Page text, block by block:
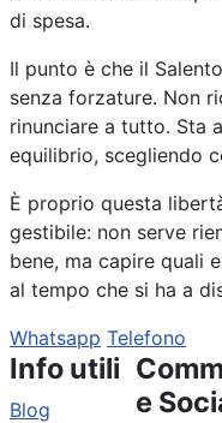
di spesa.
Il punto è che il
senza forzature. Non
rinunciare a tutto. Sta
equilibrio, scegliendo
È proprio questa
gestibile: non serve
bene, ma capire quali
al tempo che si ha a
Whatsapp Telefono
Info utili
Blog
e